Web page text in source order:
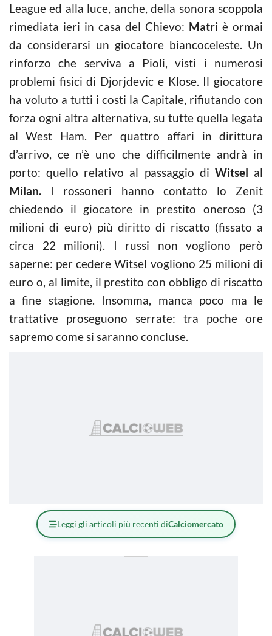
League ed alla luce, anche, della sonora scoppola
rimediata ieri in casa del Chievo: Matri è ormai
da considerarsi un giocatore biancoceleste. Un
rinforzo che serviva a Pioli, visti i numerosi
problemi fisici di Djorjdevic e Klose. Il giocatore
ha voluto a tutti i costi la Capitale, rifiutando con
forza ogni altra alternativa, su tutte quella legata
al West Ham. Per quattro affari in dirittura
d’arrivo, ce n’è uno che difficilmente andrà in
porto: quello relativo al passaggio di Witsel al
Milan. I rossoneri hanno contatto lo Zenit
chiedendo il giocatore in prestito oneroso (3
milioni di euro) più diritto di riscatto (fissato a
circa 22 milioni). I russi non vogliono però
saperne: per cedere Witsel vogliono 25 milioni di
euro o, al limite, il prestito con obbligo di riscatto
a fine stagione. Insomma, manca poco ma le
trattative proseguono serrate: tra poche ore
sapremo come si saranno concluse.
Leggi gli articoli più recenti diCalciomercato